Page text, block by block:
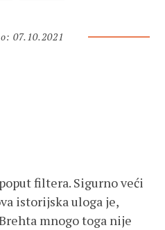
07.10.2021
filtera. Sigurno veći
istorijska uloga je,
mnogo toga nije